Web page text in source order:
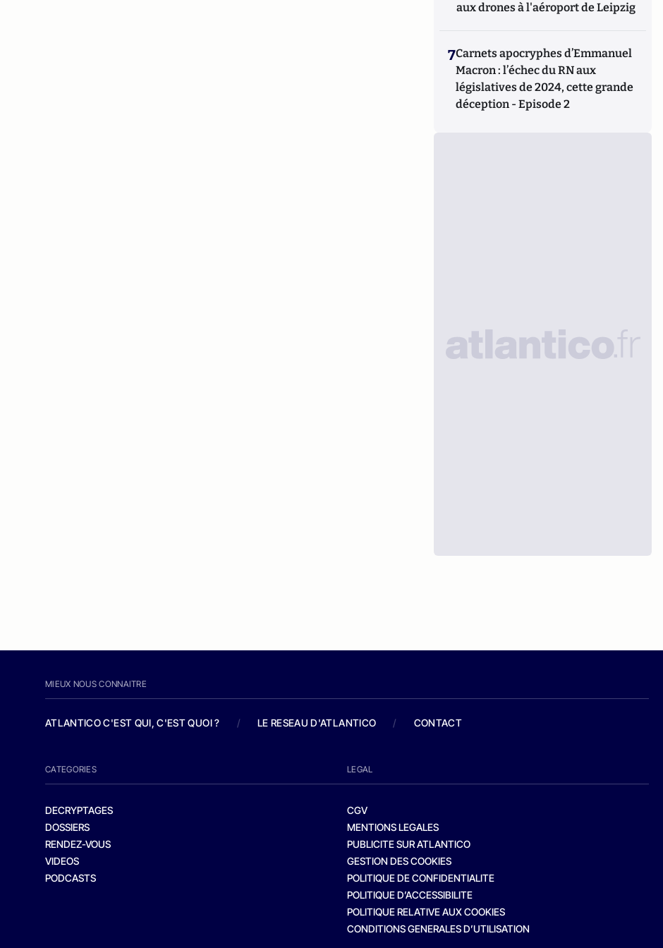
aux drones à l'aéroport de Leipzig
7Carnets apocryphes d’Emmanuel
Macron : l’échec du RN aux
législatives de 2024, cette grande
déception - Episode 2
MIEUX NOUS CONNAITRE
ATLANTICO C'EST QUI, C'EST QUOI ? / LE RESEAU D'ATLANTICO / CONTACT
CATEGORIES
DECRYPTAGES
DOSSIERS
RENDEZ-VOUS
VIDEOS
PODCASTS
LEGAL
CGV
MENTIONS LEGALES
PUBLICITE SUR ATLANTICO
GESTION DES COOKIES
POLITIQUE DE CONFIDENTIALITE
POLITIQUE D’ACCESSIBILITE
POLITIQUE RELATIVE AUX COOKIES
CONDITIONS GENERALES D’UTILISATION